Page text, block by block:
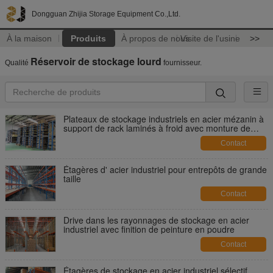
Dongguan Zhijia Storage Equipment Co.,Ltd.
À la maison Produits À propos de nousVisite de l'usine >>
Qualité Réservoir de stockage lourd fournisseur.
Plateaux de stockage industriels en acier mézanin à
support de rack laminés à froid avec monture de
Contact
Étagères d' acier industriel pour entrepôts de grande
taille
Contact
Drive dans les rayonnages de stockage en acier
industriel avec finition de peinture en poudre
Contact
Étagères de stockage en acier industriel sélectif